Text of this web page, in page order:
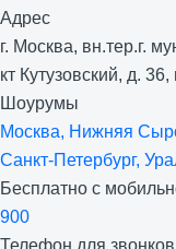
Адрес
г. Москва, вн.тер.г.
кт Кутузовский, д.
Шоурумы
Москва, Нижняя
Санкт-Петербург,
Бесплатно с
900
Телефон для